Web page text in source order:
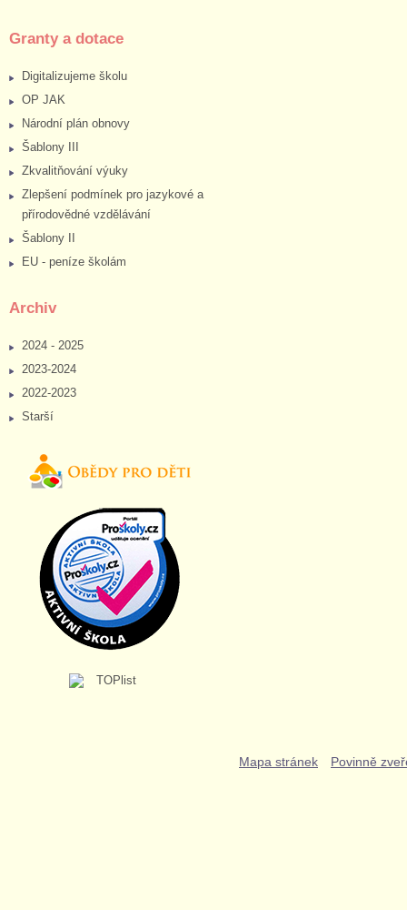
Granty a dotace
Digitalizujeme školu
OP JAK
Národní plán obnovy
Šablony III
Zkvalitňování výuky
Zlepšení podmínek pro jazykové a
přírodovědné vzdělávání
Šablony II
EU - peníze školám
Archiv
2024 - 2025
2023-2024
2022-2023
Starší
Mapa stránek Povinně